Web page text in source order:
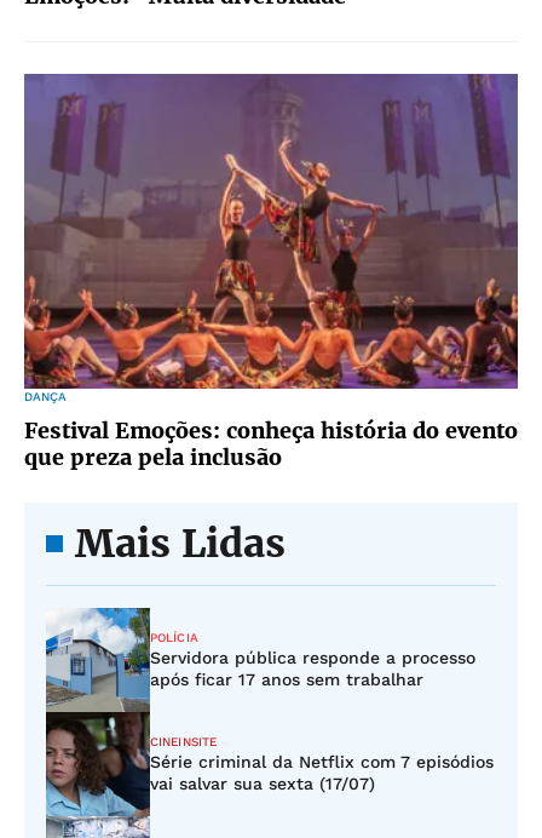
DANÇA
Festival Emoções: conheça história do evento
que preza pela inclusão
Mais Lidas
POLÍCIA
Servidora pública responde a processo
após ficar 17 anos sem trabalhar
CINEINSITE
Série criminal da Netflix com 7 episódios
vai salvar sua sexta (17/07)